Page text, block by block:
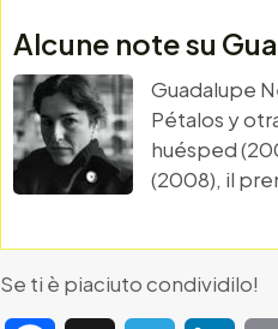
Alcune note su
Guadalupe
Pétalos y
huésped
(2008), il
Se ti è piaciuto condividilo!